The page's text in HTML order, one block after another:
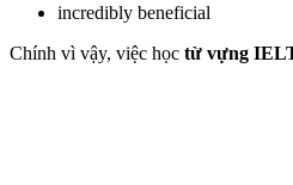
incredibly beneficial
Chính vì vậy, việc học từ vựng